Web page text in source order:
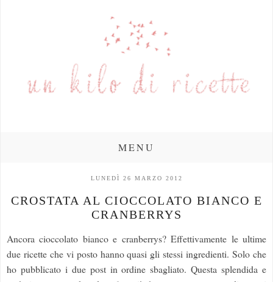
MENU
LUNEDÌ 26 MARZO 2012
CROSTATA AL CIOCCOLATO BIANCO E
CRANBERRYS
Ancora cioccolato bianco e cranberrys? Effettivamente le ultime
due ricette che vi posto hanno quasi gli stessi ingredienti. Solo che
ho pubblicato i due post in ordine sbagliato. Questa splendida e